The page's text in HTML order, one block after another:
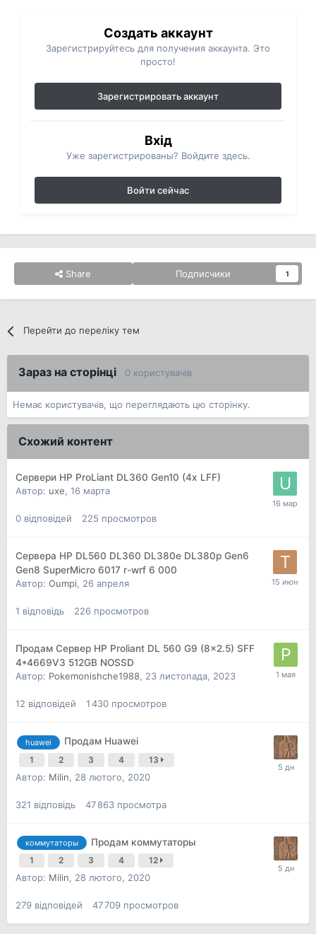
Создать аккаунт
Зарегистрируйтесь для получения аккаунта. Это
просто!
Зарегистрировать аккаунт
Вхід
Уже зарегистрированы? Войдите здесь.
Войти сейчас
Share Подписчики 1
Перейти до переліку тем
Зараз на сторінці 0 користувачів
Немає користувачів, що переглядають цю сторінку.
Схожий контент
Сервери HP ProLiant DL360 Gen10 (4x LFF)
Автор: uxe, 16 марта
0 відповідей 225 просмотров
Сервера HP DL560 DL360 DL380e DL380p Gen6
Gen8 SuperMicro 6017 r-wrf 6 000
Автор: Oumpi, 26 апреля
1 відповідь 226 просмотров
Продам Сервер HP Proliant DL 560 G9 (8x2.5) SFF
4*4669V3 512GB NOSSD
Автор: Pokemonishche1988, 23 листопада, 2023
12 відповідей 1 430 просмотров
huawei Продам Huawei
1 2 3 4 13
Автор: Milin, 28 лютого, 2020
321 відповідь 47 863 просмотра
коммутаторы Продам коммутаторы
1 2 3 4 12
Автор: Milin, 28 лютого, 2020
279 відповідей 47 709 просмотров